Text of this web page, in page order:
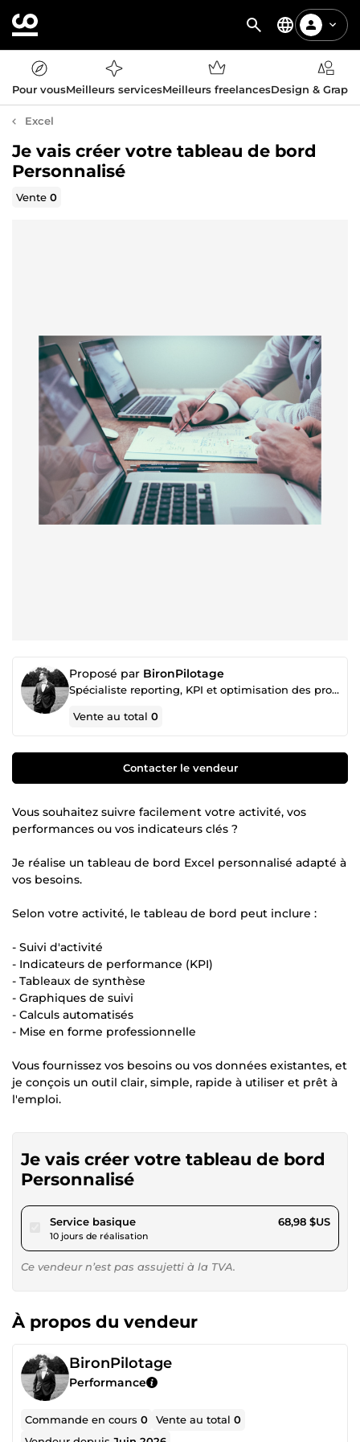
Pour vousMeilleurs servicesMeilleurs freelancesDesign &
Excel
Je vais créer votre tableau de bord
Personnalisé
Vente0
Proposé par BironPilotage
Spécialiste reporting, KPI et optimisation des processus
Vente au total0
Contacter le vendeur
Vous souhaitez suivre facilement votre activité, vos
performances ou vos indicateurs clés ?
Je réalise un tableau de bord Excel personnalisé adapté à
vos besoins.
Selon votre activité, le tableau de bord peut inclure :
- Suivi d'activité
- Indicateurs de performance (KPI)
- Tableaux de synthèse
- Graphiques de suivi
- Calculs automatisés
- Mise en forme professionnelle
Vous fournissez vos besoins ou vos données existantes, et
je conçois un outil clair, simple, rapide à utiliser et prêt à
l'emploi.
Je vais créer votre tableau de bord
Personnalisé
Service basiquepour 63,57 $US
10 jours de réalisation
68,98 $US
Ce vendeur n’est pas assujetti à la TVA.
À propos du vendeur
BironPilotage
Performance
Commande en cours0 Vente au total0